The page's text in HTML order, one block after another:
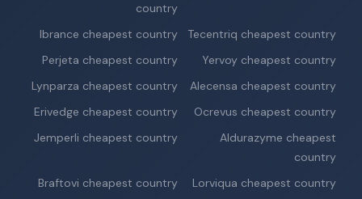
country
Ibrance cheapest country
Tecentriq cheapest country
Perjeta cheapest country
Yervoy cheapest country
Lynparza cheapest country
Alecensa cheapest country
Erivedge cheapest country
Ocrevus cheapest country
Jemperli cheapest country
Aldurazyme cheapest
country
Braftovi cheapest country
Lorviqua cheapest country